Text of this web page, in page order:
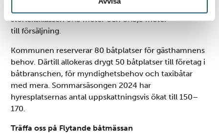
helst från cookie-förklaringen.
och annonserna till användarna, tillhandahålla funktioner
för sociala medier och analysera vår trafik. Vi
vidarebefordrar även sådana identifierare och annan
information från din enhet till de sociala medier och
annons- och analysföretag som vi samarbetar med.
information som du har tillhandahållit eller som de har
storleksklassen 8×3 meter och 8×3,5 meter
till försäljning.
Kommunen reserverar 80 båtplatser för gästhamnens
behov. Därtill allokeras drygt 50 båtplatser till företag i
båtbranschen, för myndighetsbehov och taxibåtar
med mera. Sommarsäsongen 2024 har
hyresplatsernas antal uppskattningsvis ökat till 150–
170.
Träffa oss på Flytande båtmässan